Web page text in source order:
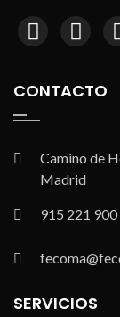
CONTACTO
Camino de
Madrid
915 221 900
SERVICIOS